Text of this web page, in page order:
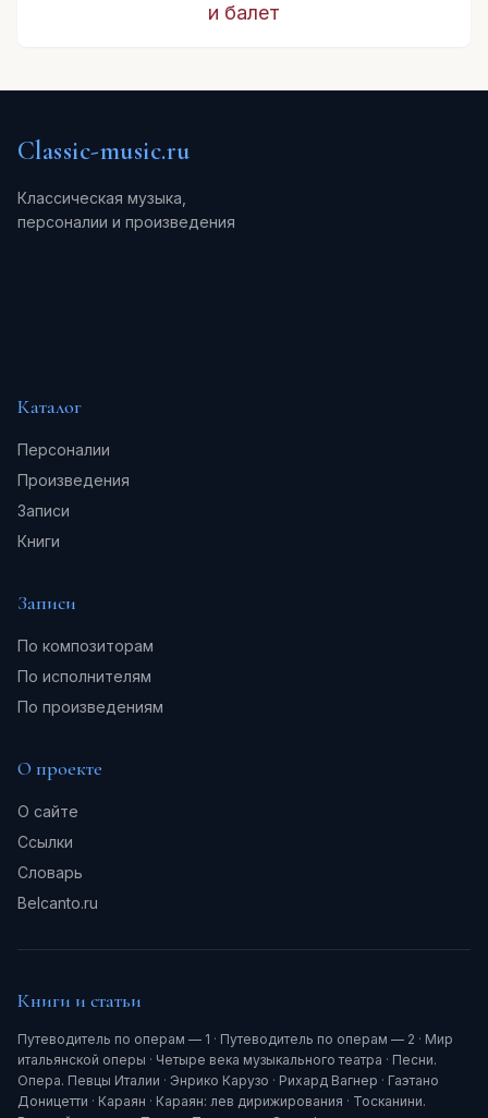
и балет
Classic-music.ru
Классическая музыка,
персоналии и произведения
Каталог
Персоналии
Произведения
Записи
Книги
Записи
По композиторам
По исполнителям
По произведениям
О проекте
О сайте
Ссылки
Словарь
Belcanto.ru
Книги и статьи
Путеводитель по операм — 1 · Путеводитель по операм — 2 · Мир
итальянской оперы · Четыре века музыкального театра · Песни.
Опера. Певцы Италии · Энрико Карузо · Рихард Вагнер · Гаэтано
Доницетти · Караян · Караян: лев дирижирования · Тосканини.